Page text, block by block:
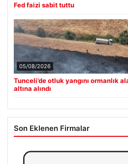
Fed faizi sabit tuttu
05/08/2026
Tunceli’de otluk yangını ormanlık
altına alındı
Son Eklenen Firmalar